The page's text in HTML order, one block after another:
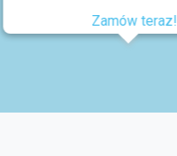
Zamów teraz!